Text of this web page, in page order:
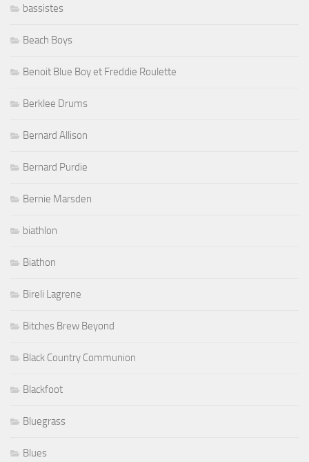
bassistes
Beach Boys
Benoit Blue Boy et Freddie Roulette
Berklee Drums
Bernard Allison
Bernard Purdie
Bernie Marsden
biathlon
Biathon
Bireli Lagrene
Bitches Brew Beyond
Black Country Communion
Blackfoot
Bluegrass
Blues